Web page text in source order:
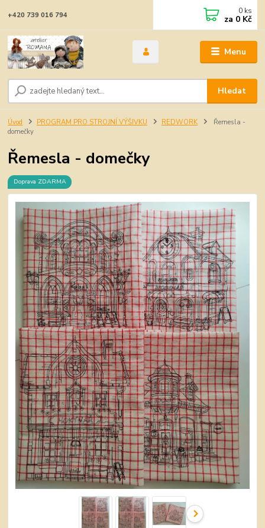
Menu
Hledat
+420 739 016 794 0 ks
za 0 Kč
Úvod PROGRAM PRO STROJNÍ VÝŠIVKU REDWORK
Řemesla -
domečky
Řemesla - domečky
Doprava ZDARMA